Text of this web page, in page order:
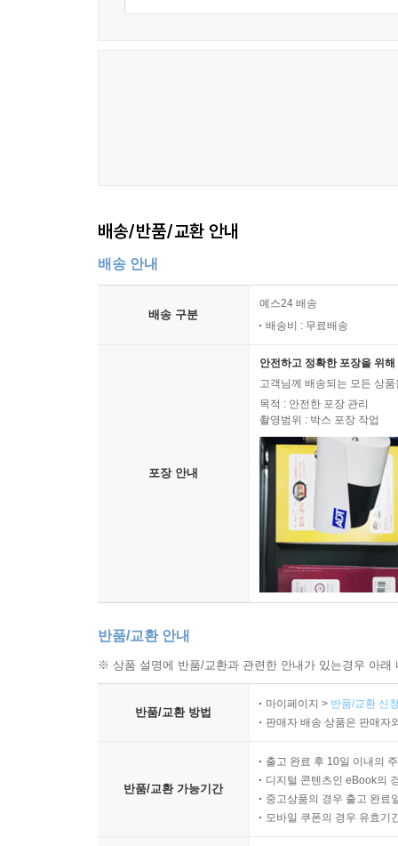
배송/반품/교환 안내
배송 안내
배송 구분
예스24 배송
배송비 : 무료배송
포장 안내
안전하고 정확한 포장을 위
고객님께 배송되는 모든 상
목적 : 안전한 포장 관리
촬영범위 : 박스 포장 작업
반품/교환 안내
※ 상품 설명에 반품/교환과 관련한 안내가 있는경우 아
반품/교환 방법
마이페이지 > 반품/교환 신
판매자 배송 상품은 판매자
반품/교환 가능기간
출고 완료 후 10일 이내의
디지털 콘텐츠인 eBook의
중고상품의 경우 출고 완료
모바일 쿠폰의 경우 유효기